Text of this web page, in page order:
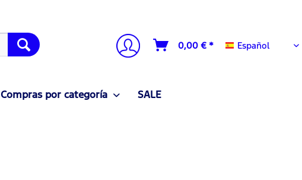
0,00 € * Español
Español
Compras por categoría SALE